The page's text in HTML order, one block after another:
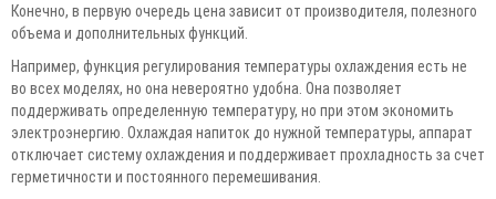
Конечно, в первую очередь цена зависит от производителя, полезного
объема и дополнительных функций.
Например, функция регулирования температуры охлаждения есть не
во всех моделях, но она невероятно удобна. Она позволяет
поддерживать определенную температуру, но при этом экономить
электроэнергию. Охлаждая напиток до нужной температуры, аппарат
отключает систему охлаждения и поддерживает прохладность за счет
герметичности и постоянного перемешивания.